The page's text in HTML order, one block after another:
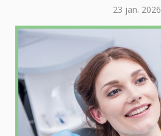
23 jan. 2026